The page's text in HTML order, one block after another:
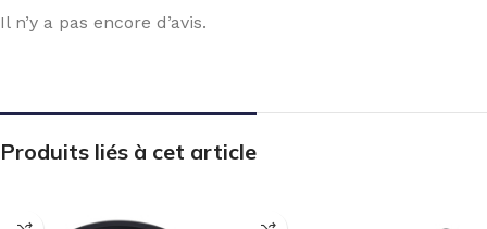
Il n’y a pas encore d’avis.
Produits liés à cet article